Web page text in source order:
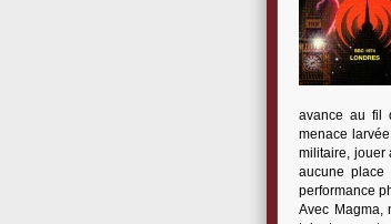
avance au fil
menace
militaire, jouer
aucune
performance
Avec Magma,